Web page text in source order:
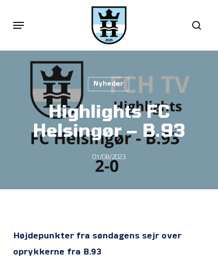
Menu
Nyheder
Highlights FC
Helsingør – B.93
01/08/2023
Højdepunkter fra søndagens sejr over
oprykkerne fra B.93